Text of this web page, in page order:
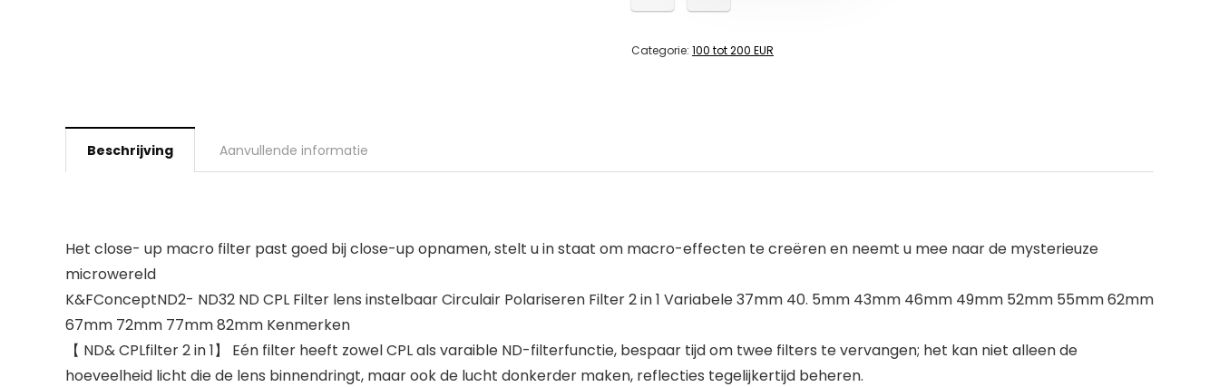
Categorie: 100 tot 200 EUR
Beschrijving Aanvullende informatie
Het close- up macro filter past goed bij close-up opnamen, stelt u in staat om macro-effecten te creëren en neemt u mee naar de mysterieuze
microwereld
K&FConceptND2- ND32 ND CPL Filter lens instelbaar Circulair Polariseren Filter 2 in 1 Variabele 37mm 40. 5mm 43mm 46mm 49mm 52mm 55mm 62mm
67mm 72mm 77mm 82mm Kenmerken
【 ND& CPLfilter 2 in 1】 Eén filter heeft zowel CPL als varaible ND-filterfunctie, bespaar tijd om twee filters te vervangen; het kan niet alleen de
hoeveelheid licht die de lens binnendringt, maar ook de lucht donkerder maken, reflecties tegelijkertijd beheren.